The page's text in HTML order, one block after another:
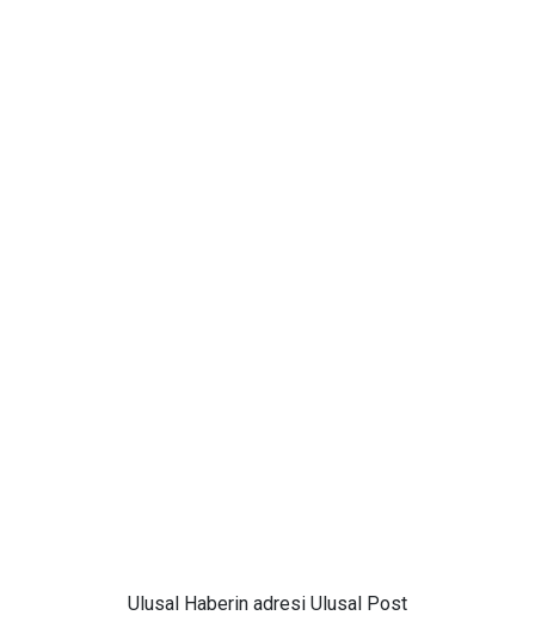
Ulusal Haberin adresi Ulusal Post